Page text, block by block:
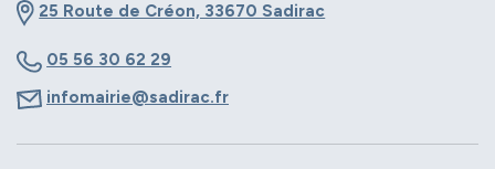
25 Route de Créon, 33670 Sadirac
05 56 30 62 29
infomairie@sadirac.fr